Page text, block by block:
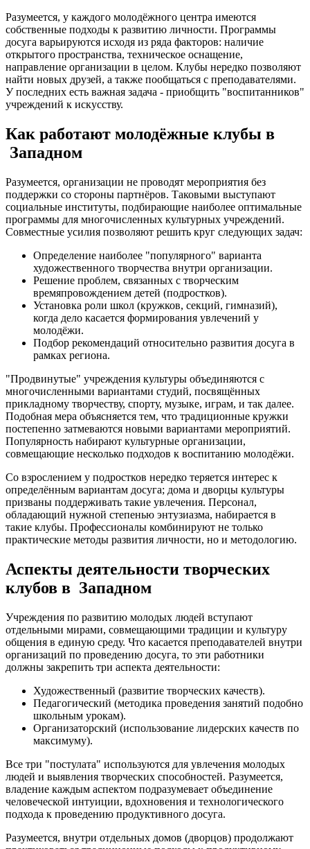
Разумеется, у каждого молодёжного центра имеются
собственные подходы к развитию личности. Программы
досуга варьируются исходя из ряда факторов: наличие
открытого пространства, техническое оснащение,
направление организации в целом. Клубы нередко позволяют
найти новых друзей, а также пообщаться с преподавателями.
У последних есть важная задача - приобщить "воспитанников"
учреждений к искусству.
Как работают молодёжные клубы в
Западном
Разумеется, организации не проводят мероприятия без
поддержки со стороны партнёров. Таковыми выступают
социальные институты, подбирающие наиболее оптимальные
программы для многочисленных культурных учреждений.
Совместные усилия позволяют решить круг следующих задач:
Определение наиболее "популярного" варианта
художественного творчества внутри организации.
Решение проблем, связанных с творческим
времяпровождением детей (подростков).
Установка роли школ (кружков, секций, гимназий),
когда дело касается формирования увлечений у
молодёжи.
Подбор рекомендаций относительно развития досуга в
рамках региона.
"Продвинутые" учреждения культуры объединяются с
многочисленными вариантами студий, посвящённых
прикладному творчеству, спорту, музыке, играм, и так далее.
Подобная мера объясняется тем, что традиционные кружки
постепенно затмеваются новыми вариантами мероприятий.
Популярность набирают культурные организации,
совмещающие несколько подходов к воспитанию молодёжи.
Со взрослением у подростков нередко теряется интерес к
определённым вариантам досуга; дома и дворцы культуры
призваны поддерживать такие увлечения. Персонал,
обладающий нужной степенью энтузиазма, набирается в
такие клубы. Профессионалы комбинируют не только
практические методы развития личности, но и методологию.
Аспекты деятельности творческих
клубов в Западном
Учреждения по развитию молодых людей вступают
отдельными мирами, совмещающими традиции и культуру
общения в единую среду. Что касается преподавателей внутри
организаций по проведению досуга, то эти работники
должны закрепить три аспекта деятельности:
Художественный (развитие творческих качеств).
Педагогический (методика проведения занятий подобно
школьным урокам).
Организаторский (использование лидерских качеств по
максимуму).
Все три "постулата" используются для увлечения молодых
людей и выявления творческих способностей. Разумеется,
владение каждым аспектом подразумевает объединение
человеческой интуиции, вдохновения и технологического
подхода к проведению продуктивного досуга.
Разумеется, внутри отдельных домов (дворцов) продолжают